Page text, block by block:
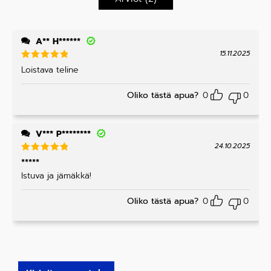
A** H******
Arvostelu
tuotteesta
:5/ 5
15.11.2025
Loistava teline
Oliko tästä apua? 0 0
V*** P********
Arvostelu
:5/ 5
24.10.2025
*****
Istuva ja jämäkkä!
Oliko tästä apua? 0 0